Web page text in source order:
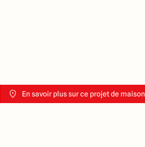
En savoir plus sur ce projet de maison